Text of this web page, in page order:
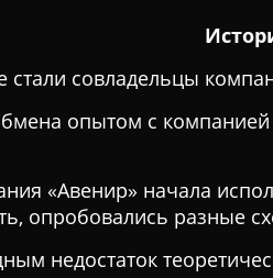
совладельцы
опытом с
«Авенир» начала
опробовались разные
недостаток